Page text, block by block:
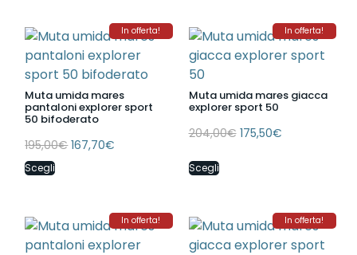
In offerta!
Muta umida mares
pantaloni explorer sport
50 bifoderato
195,00€ 167,70€
Scegli
In offerta!
Muta umida mares giacca
explorer sport 50
204,00€ 175,50€
Scegli
In offerta! In offerta!